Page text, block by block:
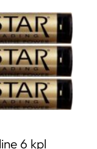
6 kpl